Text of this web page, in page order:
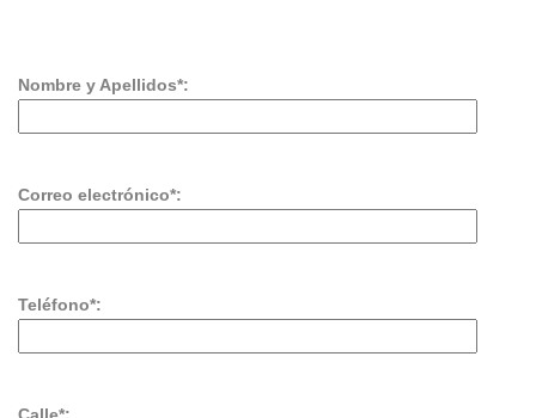
Nombre y Apellidos*:
Correo electrónico*:
Teléfono*: